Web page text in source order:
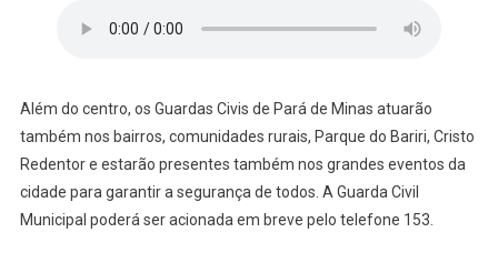
Além do centro, os Guardas Civis de Pará de Minas atuarão
também nos bairros, comunidades rurais, Parque do Bariri, Cristo
Redentor e estarão presentes também nos grandes eventos da
cidade para garantir a segurança de todos. A Guarda Civil
Municipal poderá ser acionada em breve pelo telefone 153.